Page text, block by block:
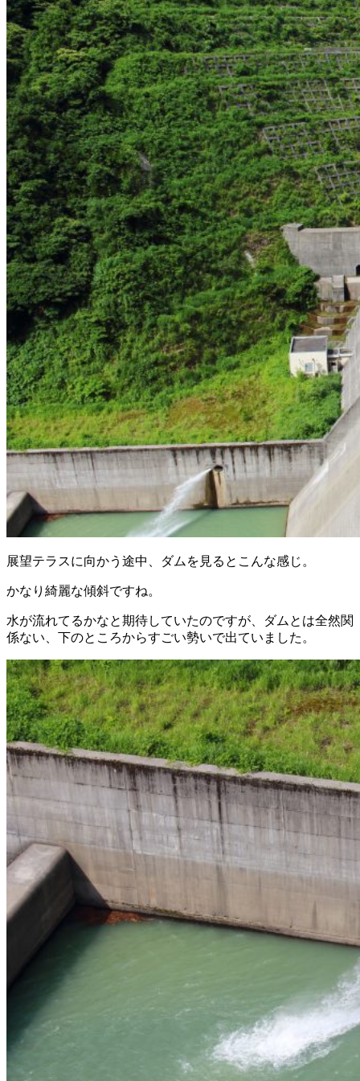
展望テラスに向かう途中、ダムを見るとこんな感じ。
かなり綺麗な傾斜ですね。
水が流れてるかなと期待していたのですが、ダムとは全然関
係ない、下のところからすごい勢いで出ていました。